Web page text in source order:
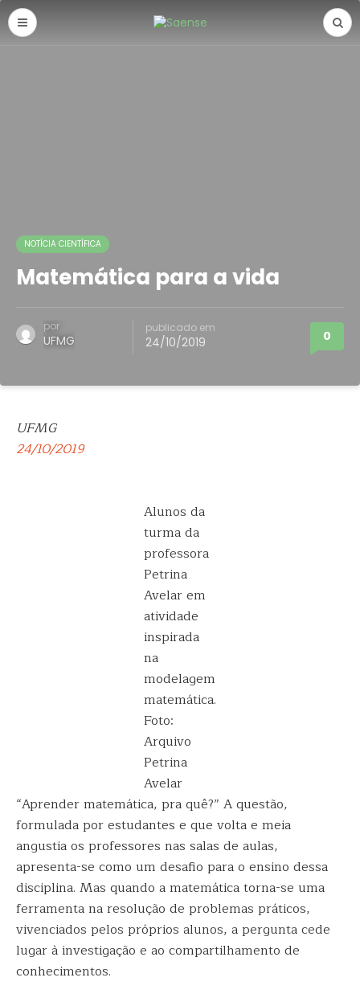
NOTÍCIA CIENTÍFICA
Matemática para a vida
por
UFMG
publicado em
24/10/2019 0
UFMG
24/10/2019
Alunos da
turma da
professora
Petrina
Avelar em
atividade
inspirada
na
modelagem
matemática.
Foto:
Arquivo
Petrina
Avelar
“Aprender matemática, pra quê?” A questão,
formulada por estudantes e que volta e meia
angustia os professores nas salas de aulas,
apresenta-se como um desafio para o ensino dessa
disciplina. Mas quando a matemática torna-se uma
ferramenta na resolução de problemas práticos,
vivenciados pelos próprios alunos, a pergunta cede
lugar à investigação e ao compartilhamento de
conhecimentos.